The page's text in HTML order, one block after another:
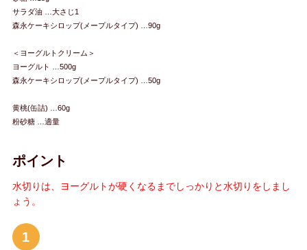
サラダ油 …大さじ1
森永ケーキシロップ(メープルタイプ) …90g
＜ヨーグルトクリーム＞
ヨーグルト …500g
森永ケーキシロップ(メープルタイプ) …50g
黄桃(缶詰) …60g
粉砂糖 …適量
ポイント
水切りは、ヨーグルトが硬くなるまでしっかりと水切りをしまし
ょう。
1